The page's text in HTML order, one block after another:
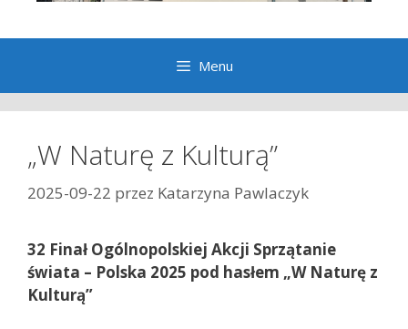
Menu
„W Naturę z Kulturą”
2025-09-22 przez Katarzyna Pawlaczyk
32 Finał Ogólnopolskiej Akcji Sprzątanie
świata – Polska 2025 pod hasłem „W Naturę z
Kulturą”